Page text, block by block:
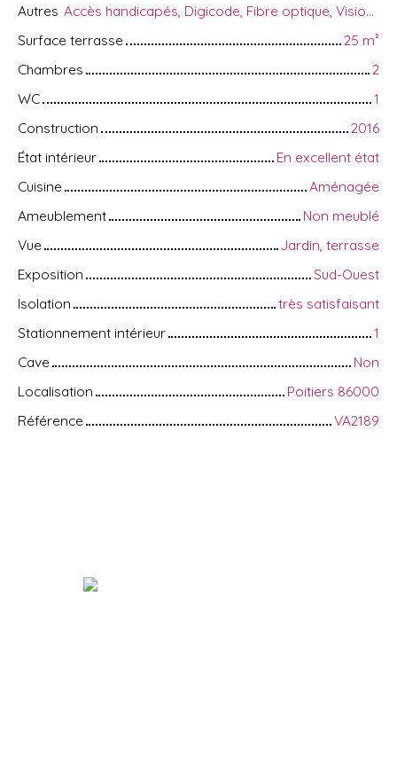
Autres
Accès handicapés, Digicode, Fibre optique, Visiophone, Volets électriques
Surface terrasse
25 m²
Chambres
2
WC
1
Construction
2016
État intérieur
En excellent état
Cuisine
Aménagée
Ameublement
Non meublé
Vue
Jardin, terrasse
Exposition
Sud-Ouest
Isolation
très satisfaisant
Stationnement intérieur
1
Cave
Non
Localisation
Poitiers 86000
Référence
VA2189